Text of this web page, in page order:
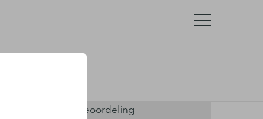
Hoge klantenbeoordeling